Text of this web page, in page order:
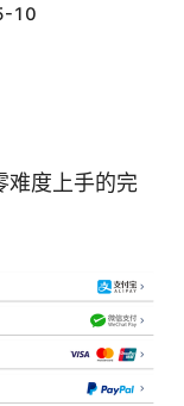
10
难度上手的完